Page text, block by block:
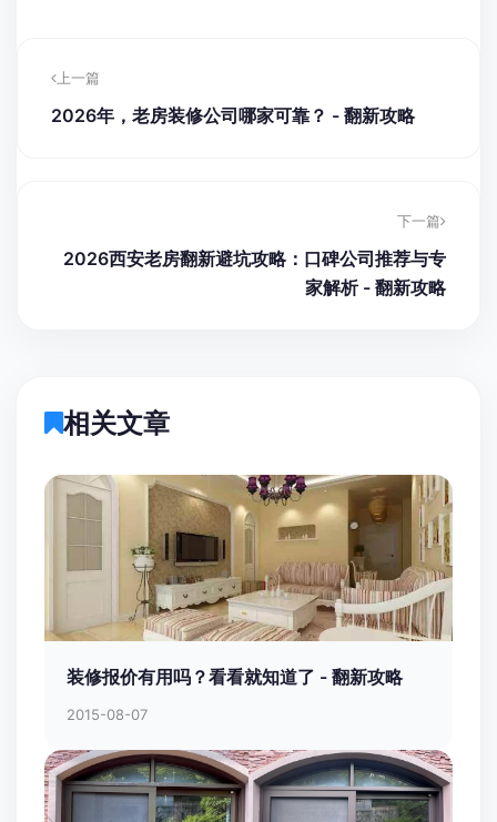
上一篇
2026年，老房装修公司哪家可靠？ - 翻新攻略
下一篇
2026西安老房翻新避坑攻略：口碑公司推荐与专
家解析 - 翻新攻略
相关文章
装修报价有用吗？看看就知道了 - 翻新攻略
2015-08-07